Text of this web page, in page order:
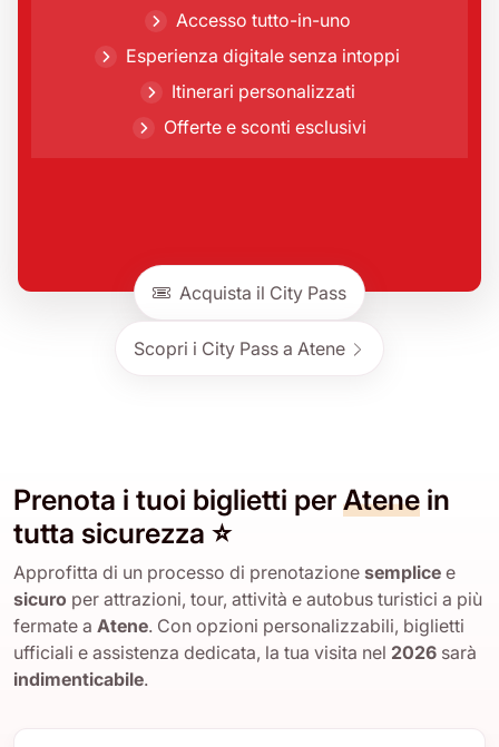
Accesso tutto-in-uno
Esperienza digitale senza intoppi
Itinerari personalizzati
Offerte e sconti esclusivi
Acquista il City Pass
Scopri i City Pass a Atene
Prenota i tuoi biglietti per Atene in
tutta sicurezza ⭐
Approfitta di un processo di prenotazione semplice e
sicuro per attrazioni, tour, attività e autobus turistici a più
fermate a Atene. Con opzioni personalizzabili, biglietti
ufficiali e assistenza dedicata, la tua visita nel 2026 sarà
indimenticabile.